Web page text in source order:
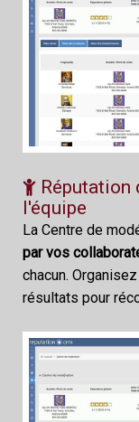
Réputation
l'équipe
La Centre de
par vos
chacun.
résultats pour